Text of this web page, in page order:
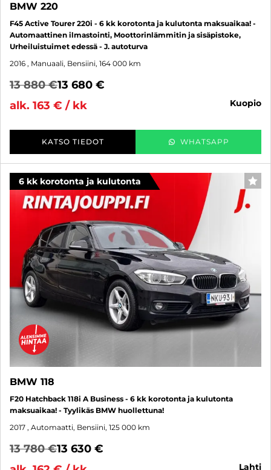
BMW 220
F45 Active Tourer 220i - 6 kk korotonta ja kulutonta maksuaikaa! -
Automaattinen ilmastointi, Moottorinlämmitin ja sisäpistoke,
Urheiluistuimet edessä - J. autoturva
2016 , Manuaali, Bensiini, 164 000 km
13 880 €13 680 €
alk. 163 € / kk
kuopio
KATSO TIEDOT WHATSAPP
6 kk korotonta ja kulutonta
BMW 118
F20 Hatchback 118i A Business - 6 kk korotonta ja kulutonta
maksuaikaa! - Tyylikäs BMW huollettuna!
2017 , Automaatti, Bensiini, 125 000 km
13 780 €13 630 €
lahti